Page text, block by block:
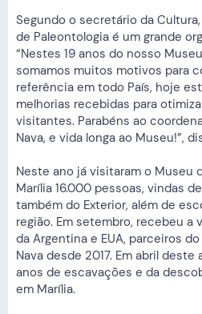
Segundo o secretário da
de Paleontologia é um grande
“Nestes 19 anos do nosso
somamos muitos motivos para
referência em todo País, hoje
melhorias recebidas para
visitantes. Parabéns ao
Nava, e vida longa ao Museu!”,
Neste ano já visitaram o Museu
Marília 16.000 pessoas, vindas
também do Exterior, além de
região. Em setembro, recebeu a
da Argentina e EUA, parceiros
Nava desde 2017. Em abril
anos de escavações e da
em Marília.